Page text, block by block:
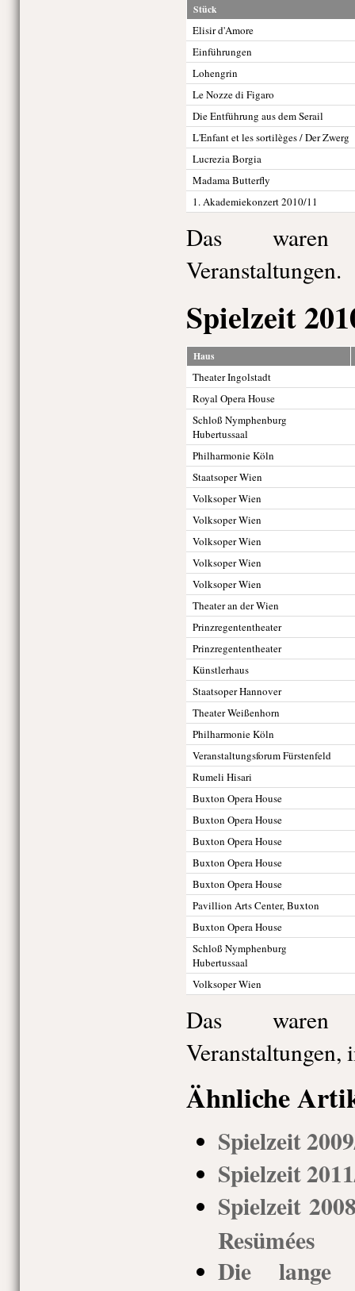
Stück
Elisir d'Amore
Einführungen
Lohengrin
Le Nozze di Figaro
Die Entführung aus dem Serail
L'Enfant et les sortilèges / Der Zwerg
Lucrezia Borgia
Madama Butterfly
1. Akademiekonzert 2010/11
Das waren
Veranstaltungen.
Spielzeit
Haus
Theater Ingolstadt
Royal Opera House
Schloß Nymphenburg
Hubertussaal
Philharmonie Köln
Staatsoper Wien
Volksoper Wien
Volksoper Wien
Volksoper Wien
Volksoper Wien
Volksoper Wien
Theater an der Wien
Prinzregententheater
Prinzregententheater
Künstlerhaus
Staatsoper Hannover
Theater Weißenhorn
Philharmonie Köln
Veranstaltungsforum Fürstenfeld
Rumeli Hisari
Buxton Opera House
Buxton Opera House
Buxton Opera House
Buxton Opera House
Buxton Opera House
Pavillion Arts Center, Buxton
Buxton Opera House
Schloß Nymphenburg
Hubertussaal
Volksoper Wien
Das waren
Veranstaltungen,
Ähnliche
Spielzeit
Spielzeit
Spielzeit
Resümées
Die lange